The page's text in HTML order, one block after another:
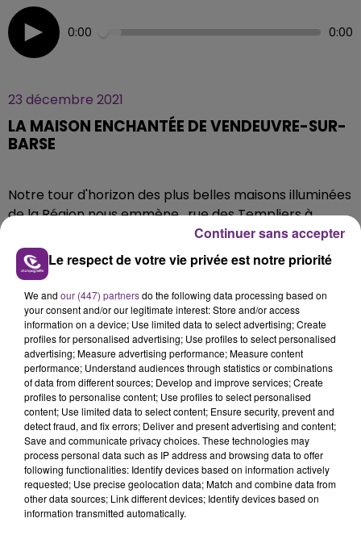
0:00 0:00
23 décembre 2021
LA MAISON ENCHANTÉE DE VENDEUVRE-SUR-
BARSE
Notre tour d'horizon des plus belles maisons illuminées
de la Région nous emmène , rue des Templiers à
Vendeuvre-sur-Barse (Aube), chez Yolande et Jean-
Marc.
Depuis plus de 20 ans, ce couple propose un paysage
d’illuminations et de décors sur le thème de noël.
Une véritable féérie qui attire, chaque année, une
foule d'admirateurs venus parfois de loin pour profiter
de ce spectacle.
Le respect de votre vie privée est notre priorité
We and our (447) partnersdo the following data processing based on
your consent and/or our legitimate interest: Store and/or access
information on a device; Use limited data to select advertising; Create
profiles for personalised advertising; Use profiles to select personalised
advertising; Measure advertising performance; Measure content
performance; Understand audiences through statistics or combinations
of data from different sources; Develop and improve services; Create
profiles to personalise content; Use profiles to select personalised
content; Use limited data to select content; Ensure security, prevent and
detect fraud, and fix errors; Deliver and present advertising and content;
Save and communicate privacy choices. These technologies may
process personal data such as IP address and browsing data to offer
following functionalities: Identify devices based on information actively
requested; Use precise geolocation data; Match and combine data from
other data sources; Link different devices; Identify devices based on
information transmitted automatically.
Continuer sans accepter